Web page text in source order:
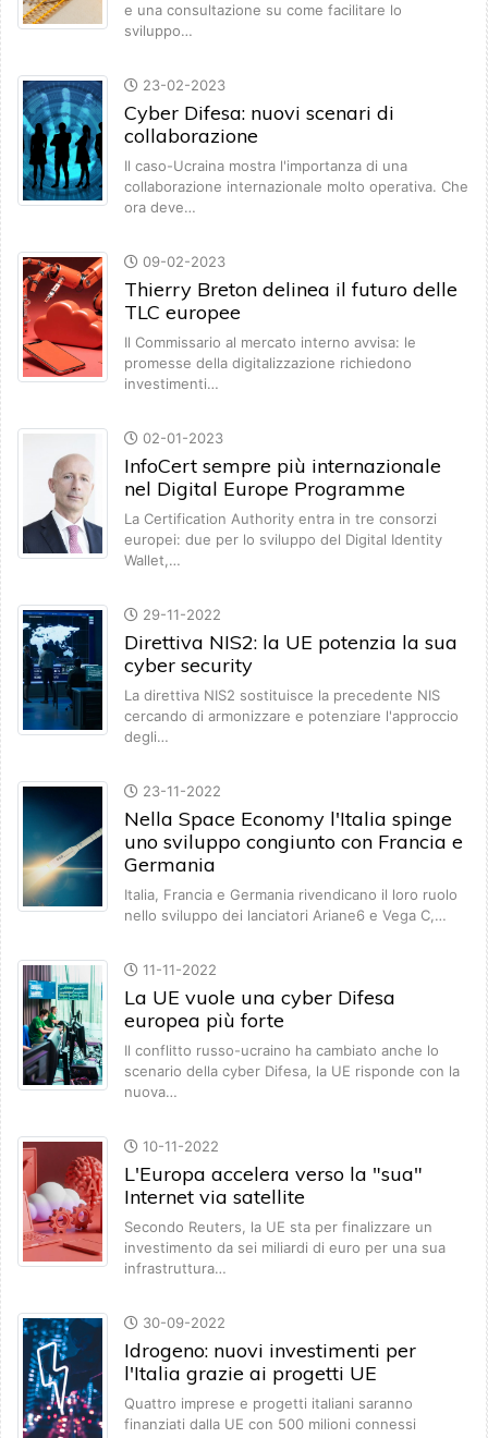
e una consultazione su come facilitare lo
sviluppo…
23-02-2023
Cyber Difesa: nuovi scenari di
collaborazione
Il caso-Ucraina mostra l'importanza di una
collaborazione internazionale molto operativa. Che
ora deve…
09-02-2023
Thierry Breton delinea il futuro delle
TLC europee
Il Commissario al mercato interno avvisa: le
promesse della digitalizzazione richiedono
investimenti…
02-01-2023
InfoCert sempre più internazionale
nel Digital Europe Programme
La Certification Authority entra in tre consorzi
europei: due per lo sviluppo del Digital Identity
Wallet,…
29-11-2022
Direttiva NIS2: la UE potenzia la sua
cyber security
La direttiva NIS2 sostituisce la precedente NIS
cercando di armonizzare e potenziare l'approccio
degli…
23-11-2022
Nella Space Economy l'Italia spinge
uno sviluppo congiunto con Francia e
Germania
Italia, Francia e Germania rivendicano il loro ruolo
nello sviluppo dei lanciatori Ariane6 e Vega C,…
11-11-2022
La UE vuole una cyber Difesa
europea più forte
Il conflitto russo-ucraino ha cambiato anche lo
scenario della cyber Difesa, la UE risponde con la
nuova…
10-11-2022
L'Europa accelera verso la "sua"
Internet via satellite
Secondo Reuters, la UE sta per finalizzare un
investimento da sei miliardi di euro per una sua
infrastruttura…
30-09-2022
Idrogeno: nuovi investimenti per
l'Italia grazie ai progetti UE
Quattro imprese e progetti italiani saranno
finanziati dalla UE con 500 milioni connessi